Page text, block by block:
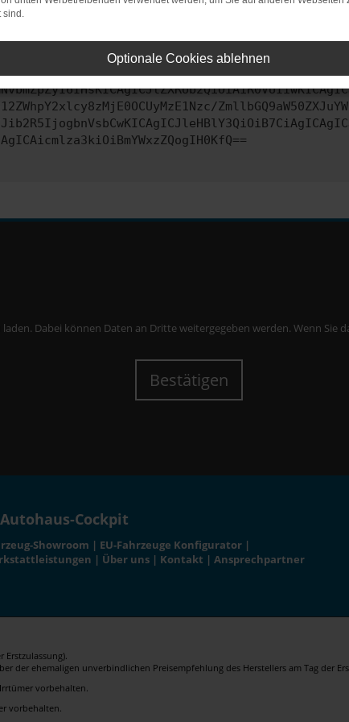
uns bitte. Wir werden versuchen, das Problem zu
laden. Dabei können Daten an Dritte weitergegeben werden. Wenn Sie
Bestätigen
Autohaus-Cockpit
Showroom | EU-Fahrzeuge Konfigurator |
| Über uns | Kontakt |Ansprechpartner
Erstzulassung).
der ehemaligen unverbindlichen Preisempfehlung des Herstellers am Tag der
vorbehalten.
vorbehalten.
sind.
Optionale Cookies ablehnen